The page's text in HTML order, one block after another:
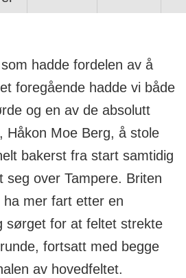
hadde fordelen av å
foregående hadde vi både
og en av de absolutt
Håkon Moe Berg, å stole
bakerst fra start samtidig
seg over Tampere. Briten
ha mer fart etter en
sørget for at feltet strekte
fortsatt med begge
av hovedfeltet.